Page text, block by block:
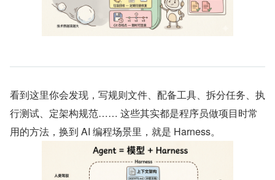
看到这里你会发现，写规则文件、配备工具、拆分任务、执
行测试、定架构规范…… 这些其实都是程序员做项目时常
用的方法，换到 AI 编程场景里，就是 Harness。